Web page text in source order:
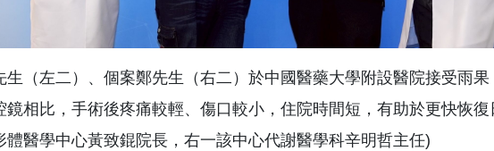
生（左二）、個案鄭先生（右二）於中國醫藥大學附設醫院接受雨
鏡相比，手術後疼痛較輕、傷口較小，住院時間短，有助於更快恢
體醫學中心黃致錕院長，右一該中心代謝醫學科辛明哲主任)